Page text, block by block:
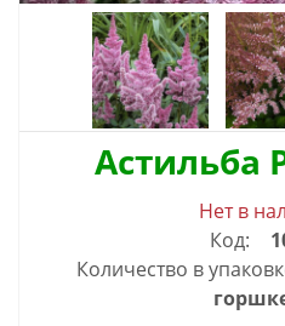
Астильба
Нет в
Код:
Количество в